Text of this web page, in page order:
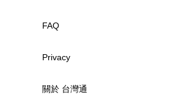
FAQ
Privacy
關於 台灣通